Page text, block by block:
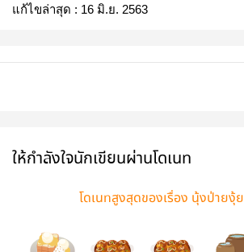
แก้ไขล่าสุด : 16 มิ.ย. 2563
ให้กำลังใจนักเขียนผ่านโดเนท
โดเนทสูงสุดของเรื่อง นุ้งป่ายงุ้